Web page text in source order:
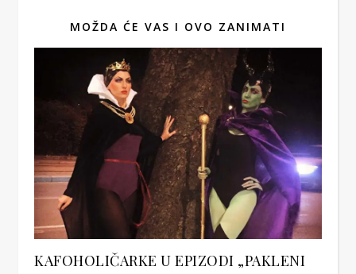
MOŽDA ĆE VAS I OVO ZANIMATI
KAFOHOLIČARKE U EPIZODI „PAKLENI